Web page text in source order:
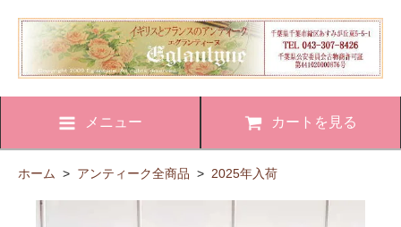
メニュー カートを見る
ホーム > アンティーク全商品 > 2025年入荷